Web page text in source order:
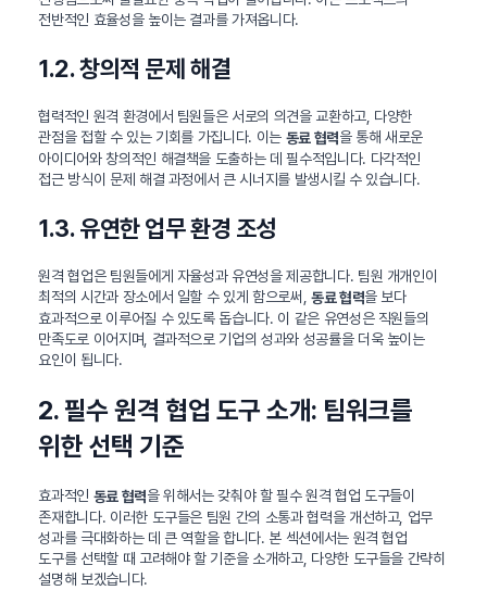
전반적인 효율성을 높이는 결과를 가져옵니다.
1.2. 창의적 문제 해결
협력적인 원격 환경에서 팀원들은 서로의 의견을 교환하고, 다양한
관점을 접할 수 있는 기회를 가집니다. 이는 동료 협력을 통해 새로운
아이디어와 창의적인 해결책을 도출하는 데 필수적입니다. 다각적인
접근 방식이 문제 해결 과정에서 큰 시너지를 발생시킬 수 있습니다.
1.3. 유연한 업무 환경 조성
원격 협업은 팀원들에게 자율성과 유연성을 제공합니다. 팀원 개개인이
최적의 시간과 장소에서 일할 수 있게 함으로써, 동료 협력을 보다
효과적으로 이루어질 수 있도록 돕습니다. 이 같은 유연성은 직원들의
만족도로 이어지며, 결과적으로 기업의 성과와 성공률을 더욱 높이는
요인이 됩니다.
2. 필수 원격 협업 도구 소개: 팀워크를
위한 선택 기준
효과적인 동료 협력을 위해서는 갖춰야 할 필수 원격 협업 도구들이
존재합니다. 이러한 도구들은 팀원 간의 소통과 협력을 개선하고, 업무
성과를 극대화하는 데 큰 역할을 합니다. 본 섹션에서는 원격 협업
도구를 선택할 때 고려해야 할 기준을 소개하고, 다양한 도구들을 간략히
설명해 보겠습니다.